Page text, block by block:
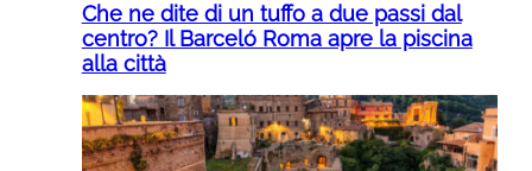
Che ne dite di un tuffo a due passi dal
centro? Il Barceló Roma apre la piscina
alla città